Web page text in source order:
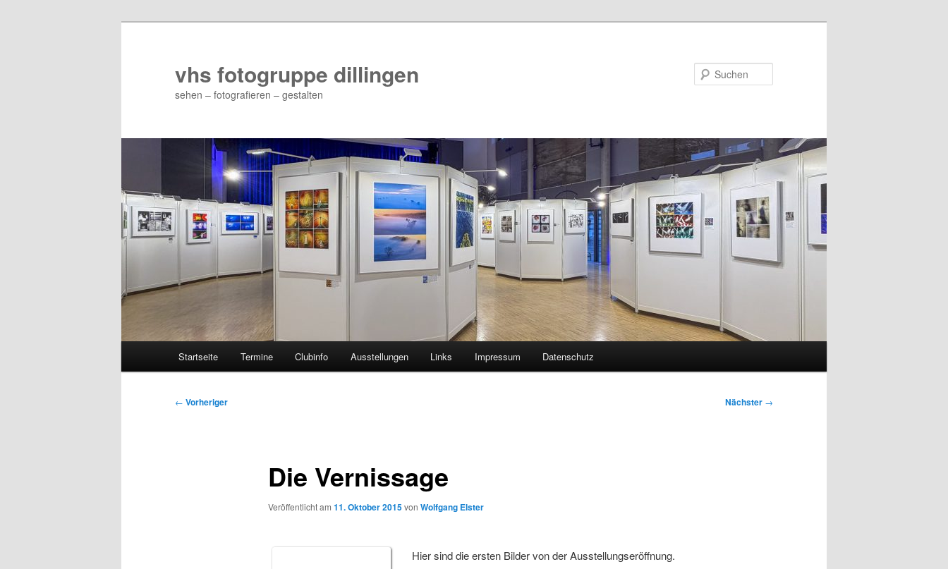
vhs fotogruppe dillingen
sehen – fotografieren – gestalten
Startseite Termine Clubinfo Ausstellungen Links Impressum Datenschutz
Beitragsnavigation
← Vorheriger Nächster →
Die Vernissage
Veröffentlicht am 11. Oktober 2015von Wolfgang Elster
Hier sind die ersten Bilder von der Ausstellungseröffnung.